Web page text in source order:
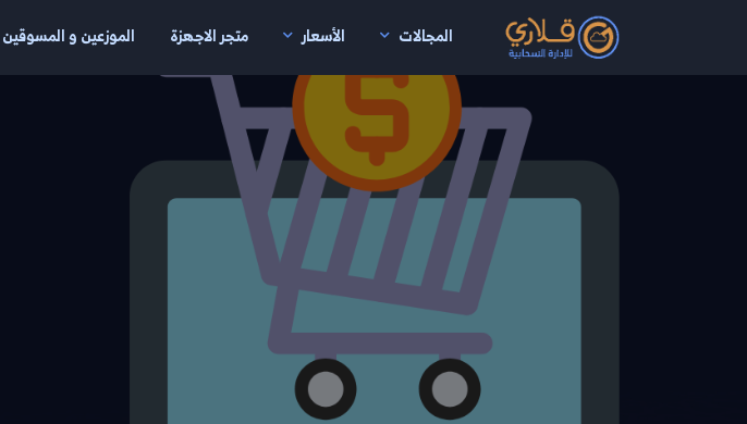
المجالات الأسعار متجر الاجهزة الموزعين و المسوقين